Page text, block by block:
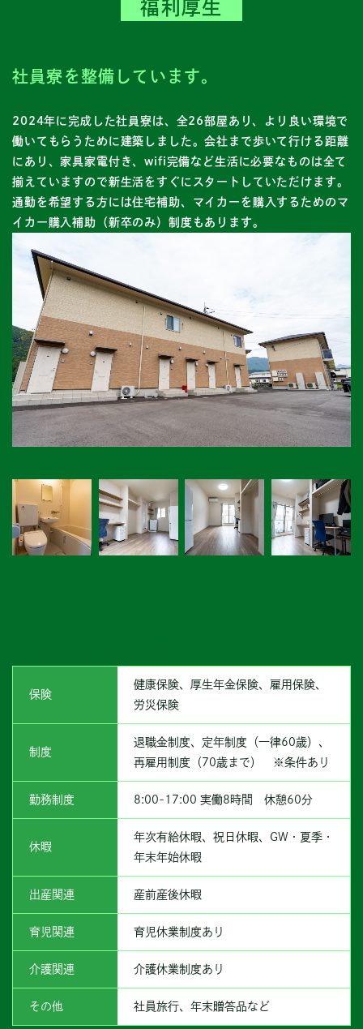
福利厚生
社員寮を整備しています。
2024年に完成した社員寮は、全26部屋あり、より良い環境で
働いてもらうために建築しました。会社まで歩いて行ける距離
にあり、家具家電付き、wifi完備など生活に必要なものは全て
揃えていますので新生活をすぐにスタートしていただけます。
通勤を希望する方には住宅補助、マイカーを購入するためのマ
イカー購入補助（新卒のみ）制度もあります。
保険
健康保険、厚生年金保険、雇用保険、
労災保険
制度
退職金制度、定年制度（一律60歳）、
再雇用制度（70歳まで） ※条件あり
勤務制度 8:00-17:00 実働8時間 休憩60分
休暇
年次有給休暇、祝日休暇、GW・夏季・
年末年始休暇
出産関連 産前産後休暇
育児関連 育児休業制度あり
介護関連 介護休業制度あり
その他 社員旅行、年末贈答品など